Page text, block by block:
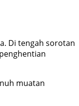
Di tengah sorotan
muatan